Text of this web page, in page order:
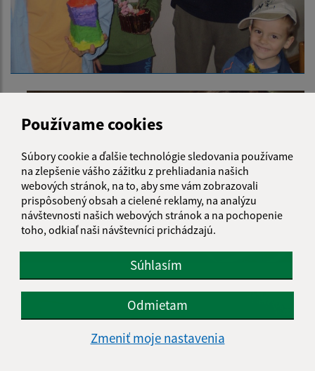
Používame cookies
Súbory cookie a ďalšie technológie sledovania používame
na zlepšenie vášho zážitku z prehliadania našich
webových stránok, na to, aby sme vám zobrazovali
prispôsobený obsah a cielené reklamy, na analýzu
návštevnosti našich webových stránok a na pochopenie
toho, odkiaľ naši návštevníci prichádzajú.
Súhlasím
Odmietam
Zmeniť moje nastavenia